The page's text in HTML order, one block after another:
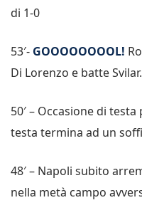
di 1-0
53′- GOOOOOOOOL!
Di Lorenzo e batte Svilar.
50′ – Occasione di
testa termina ad un
48′ – Napoli subito
nella metà campo